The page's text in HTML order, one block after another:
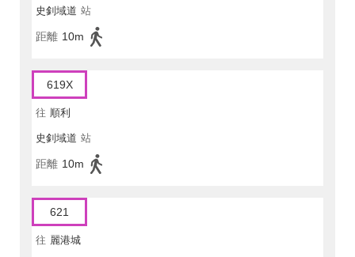
史釗域道 站
距離 10m
619X
往 順利
史釗域道 站
距離 10m
621
往 麗港城